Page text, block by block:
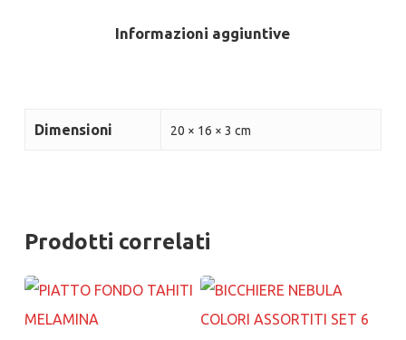
Informazioni aggiuntive
Dimensioni 20 × 16 × 3 cm
Prodotti correlati